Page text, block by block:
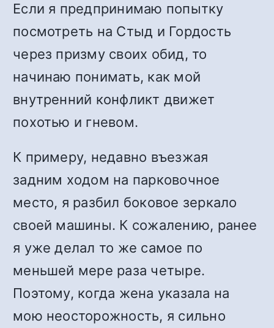
Если я предпринимаю попытку
посмотреть на Стыд и Гордость
через призму своих обид, то
начинаю понимать, как мой
внутренний конфликт движет
похотью и гневом.
К примеру, недавно въезжая
задним ходом на парковочное
место, я разбил боковое зеркало
своей машины. К сожалению, ранее
я уже делал то же самое по
меньшей мере раза четыре.
Поэтому, когда жена указала на
мою неосторожность, я сильно